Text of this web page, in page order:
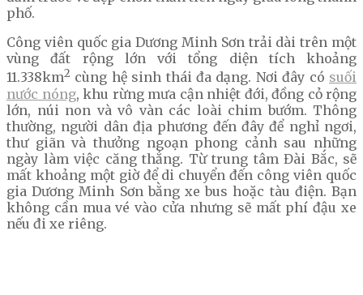
phố.
Công viên quốc gia Dương Minh Sơn trải dài trên một
vùng đất rộng lớn với tổng diện tích khoảng
11.338km2 cùng hệ sinh thái đa dạng. Nơi đây có suối
nước nóng, khu rừng mưa cận nhiệt đới, đồng cỏ rộng
lớn, núi non và vô vàn các loài chim bướm. Thông
thường, người dân địa phương đến đây để nghỉ ngơi,
thư giãn và thưởng ngoạn phong cảnh sau những
ngày làm việc căng thẳng. Từ trung tâm Đài Bắc, sẽ
mất khoảng một giờ để di chuyển đến công viên quốc
gia Dương Minh Sơn bằng xe bus hoặc tàu điện. Bạn
không cần mua vé vào cửa nhưng sẽ mất phí đậu xe
nếu đi xe riêng.